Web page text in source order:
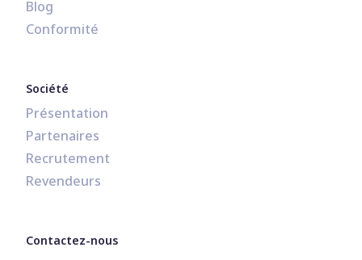
Blog
Conformité
Société
Présentation
Partenaires
Recrutement
Revendeurs
Contactez-nous